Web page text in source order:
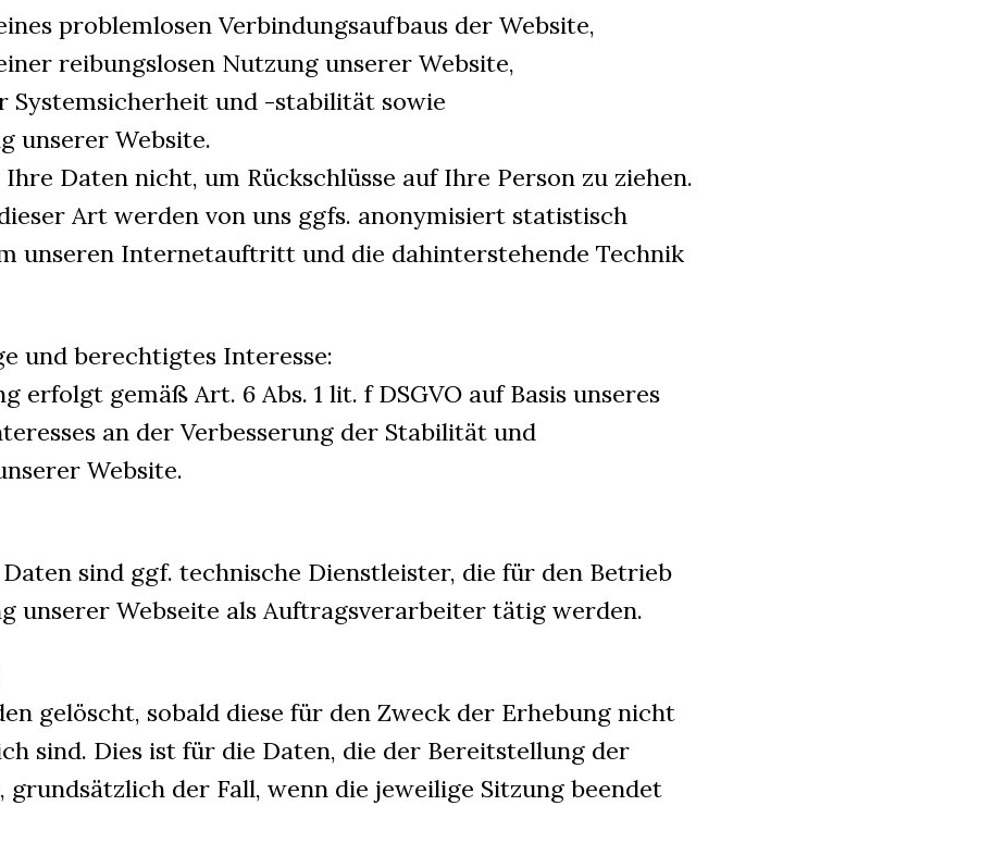
problemlosen Verbindungsaufbaus der Website,
reibungslosen Nutzung unserer Website,
Systemsicherheit und -stabilität sowie
unserer Website.
Daten nicht, um Rückschlüsse auf Ihre Person zu ziehen.
Art werden von uns ggfs. anonymisiert statistisch
unseren Internetauftritt und die dahinterstehende Technik
und berechtigtes Interesse:
erfolgt gemäß Art. 6 Abs. 1 lit. f DSGVO auf Basis unseres
an der Verbesserung der Stabilität und
Website.
sind ggf. technische Dienstleister, die für den Betrieb
unserer Webseite als Auftragsverarbeiter tätig werden.
gelöscht, sobald diese für den Zweck der Erhebung nicht
sind. Dies ist für die Daten, die der Bereitstellung der
grundsätzlich der Fall, wenn die jeweilige Sitzung beendet